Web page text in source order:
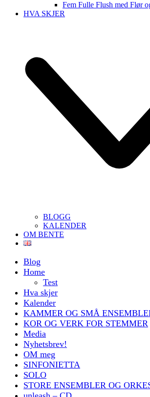
Fem Fulle Flush med Flør
HVA SKJER
BLOGG
KALENDER
OM BENTE
Blog
Home
Test
Hva skjer
Kalender
KAMMER OG SMÅ
KOR OG VERK FOR STEMMER
Media
Nyhetsbrev!
OM meg
SINFONIETTA
SOLO
STORE ENSEMBLER OG